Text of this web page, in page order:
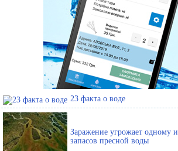
23 факта о воде
Заражение угрожает одному
запасов пресной воды